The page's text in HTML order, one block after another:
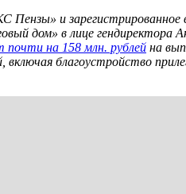
Пензы» и
дом» в лице гендиректора
почти на 158 млн. рублей на
включая благоустройство